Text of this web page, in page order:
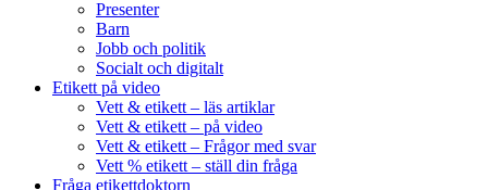
Presenter
Barn
Jobb och politik
Socialt och digitalt
Etikett på video
Vett & etikett – läs artiklar
Vett & etikett – på video
Vett & etikett – Frågor med svar
Vett % etikett – ställ din fråga
Fråga etikettdoktorn